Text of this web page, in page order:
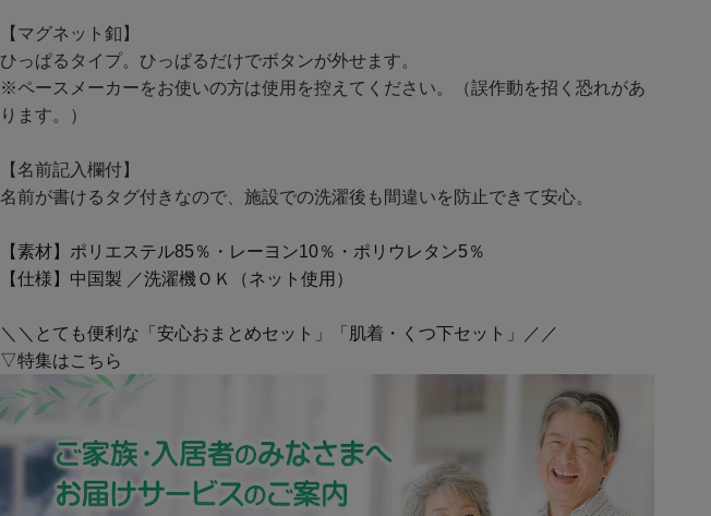
【マグネット釦】
ひっぱるタイプ。ひっぱるだけでボタンが外せます。
※ペースメーカーをお使いの方は使用を控えてください。（誤作動を招く恐れがあ
ります。）
【名前記入欄付】
名前が書けるタグ付きなので、施設での洗濯後も間違いを防止できて安心。
【素材】ポリエステル85％・レーヨン10％・ポリウレタン5％
【仕様】中国製 ／洗濯機ＯＫ（ネット使用）
＼＼とても便利な「安心おまとめセット」「肌着・くつ下セット」／／
▽特集はこちら